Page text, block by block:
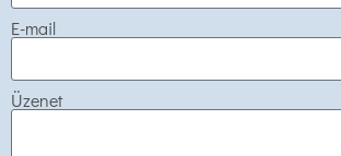
E-mail
Üzenet